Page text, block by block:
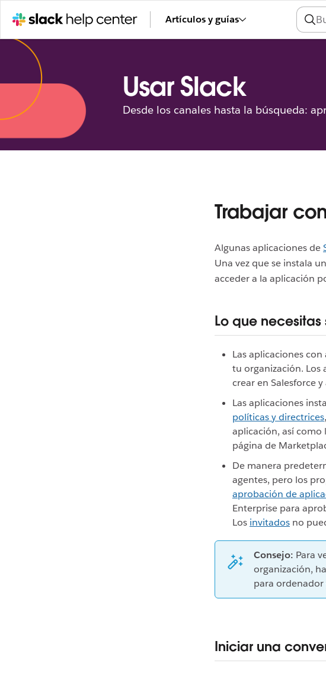
Artículos y guías
Usar Slack
Desde los canales hasta la búsqueda:
Trabajar
Algunas aplicaciones de
Una vez que se instala
acceder a la aplicación
Lo que necesitas
Las aplicaciones
tu organización. Los
crear en Salesforce
Las aplicaciones
políticas y directrices
aplicación, así
página de
De manera
agentes, pero los
aprobación de
Enterprise para
Los invitados no
Consejo: Para
organización,
para ordenador
Iniciar una